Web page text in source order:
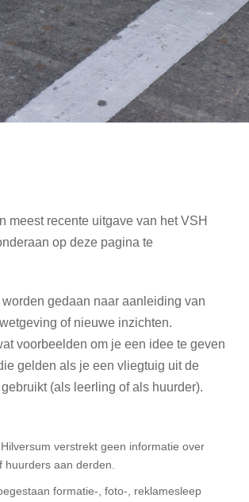
meest recente uitgave van het VSH
op deze pagina te
gedaan naar aanleiding van
of nieuwe inzichten.
voorbeelden om je een idee te geven
gelden als je een vliegtuig uit de
(als leerling of als huurder).
verstrekt geen informatie over
huurders aan derden.
formatie-, foto-, reklamesleep